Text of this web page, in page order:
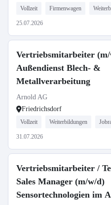
Vollzeit Firmenwagen
25.07.2026
Vertriebsmitarbeiter
Außendienst Blech- &
Metallverarbeitung
Arnold AG
Friedrichsdorf
Vollzeit Weiterbildungen
31.07.2026
Vertriebsmitarbeiter /
Sales Manager (m/w/d)
Sensortechnologien im